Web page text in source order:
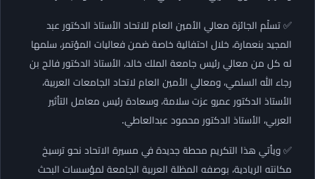
✅ تسلّم الجائزة معالي الأمين العام للاتحاد الأستاذ الدكتور عبد
المجيد بنعمارة، خلال احتفالية خاصة ضمن فعاليات المؤتمر، سلمها
له كل من معالي رئيس جامعة الملك خالد، الأستاذ الدكتور فالح بن
رجاء الله السلمي، ومعالي الأمين العام لاتحاد الجامعات العربية،
الأستاذ الدكتور عمرو عزت سلامة، وسعادة رئيس معامل التأثير
العربي، الأستاذ الدكتور محمود عبدالعاطي.
✅ ويأتي هذا التكريم محطة جديدة في مسيرة الاتحاد نحو ترسيخ
مكانته الريادية، بوصفه المظلة العربية الجامعة لمؤسسات البحث